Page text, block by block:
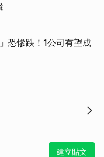
恐慘跌！1公司有望成
建立貼文